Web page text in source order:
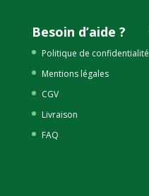
Besoin d’aide ?
Politique de confidentialité
Mentions légales
CGV
Livraison
FAQ